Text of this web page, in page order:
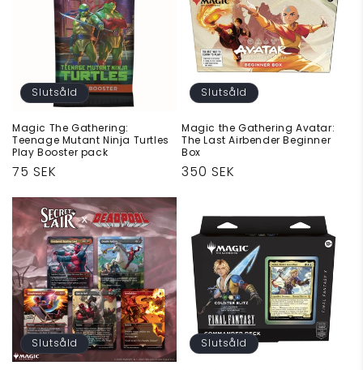
Slutsåld
Magic The Gathering:
Teenage Mutant Ninja Turtles
Play Booster pack
Ordinarie
75 SEK
Slutsåld
Magic the Gathering Avatar:
The Last Airbender Beginner
Box
Ordinarie
350 SEK
Slutsåld Slutsåld